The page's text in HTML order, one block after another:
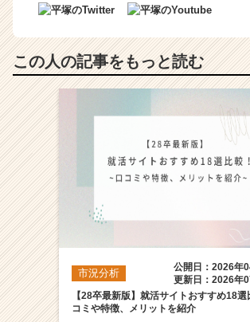
この人の記事をもっと読む
市況分析
公開日：2026年
更新日：2026年
【28卒最新版】就活サイトおすすめ18選
コミや特徴、メリットを紹介